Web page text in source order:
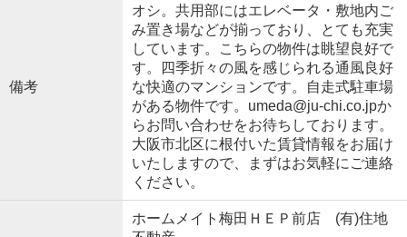
備考
オシ。共用部にはエレベータ・敷地内ご
み置き場などが揃っており、とても充実
しています。こちらの物件は眺望良好で
す。四季折々の風を感じられる通風良好
な快適のマンションです。自走式駐車場
がある物件です。umeda@ju-chi.co.jpか
らお問い合わせをお待ちしております。
大阪市北区に根付いた賃貸情報をお届け
いたしますので、まずはお気軽にご連絡
ください。
ホームメイト梅田ＨＥＰ前店 (有)住地